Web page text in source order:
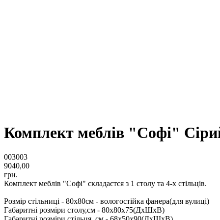
Комплект меблів "Софі"
003003
9040,00
грн.
Комплект меблів "Софі" складаєтся з 1 столу та 4-х стільців.
Розмір стільниці - 80х80см - вологостійка фанера(для вулиці)
Габаритні розміри столу,см - 80х80х75(ДхШхВ)